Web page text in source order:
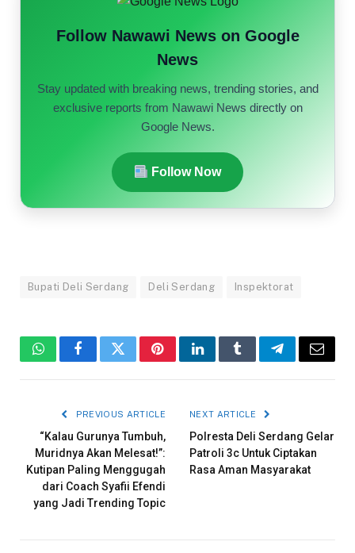
Follow Nawawi News on Google
News
Stay updated with breaking news, trending stories, and
exclusive reports from Nawawi News directly on
Google News.
Follow Now
Bupati Deli Serdang Deli Serdang Inspektorat
WhatsAppFacebookTwitterPinterestLinkedInTumblrTelegramEmail
PREVIOUS ARTICLE
“Kalau Gurunya Tumbuh,
Muridnya Akan Melesat!”:
Kutipan Paling Menggugah
dari Coach Syafii Efendi
yang Jadi Trending Topic
NEXT ARTICLE
Polresta Deli Serdang Gelar
Patroli 3c Untuk Ciptakan
Rasa Aman Masyarakat